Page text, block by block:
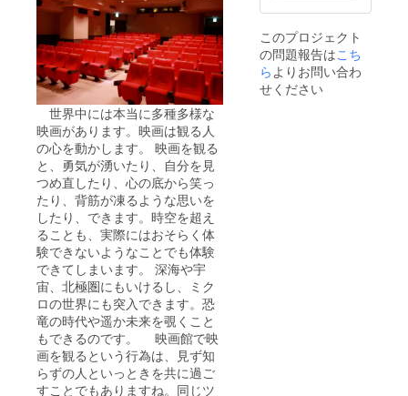
世界中には本当に多種多様な
映画があります。映画は観る人
の心を動かします。 映画を観る
と、勇気が湧いたり、自分を見
つめ直したり、心の底から笑っ
たり、背筋が凍るような思いを
したり、できます。時空を超え
ることも、実際にはおそらく体
験できないようなことでも体験
できてしまいます。 深海や宇
宙、北極圏にもいけるし、ミク
ロの世界にも突入できます。恐
竜の時代や遥か未来を覗くこと
もできるのです。 映画館で映
画を観るという行為は、見ず知
らずの人といっときを共に過ご
すことでもありますね。同じツ
このプロジェクト
の問題報告はこち
ら よりお問い合わ
せください